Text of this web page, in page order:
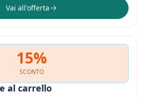
Vai all'offerta
15%
SCONTO
al carrello